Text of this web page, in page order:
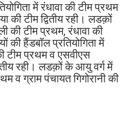
में रंधावा की टीम प्रथम
की टीम द्वितीय रही। लडक़ों
की टीम प्रथम, रंधावा की
की हैंडबॉल प्रतियोगिता में
टीम प्रथम व एसवीएस
रही। लडक़ों के आयु वर्ग में
व ग्राम पंचायत गिगोरानी की